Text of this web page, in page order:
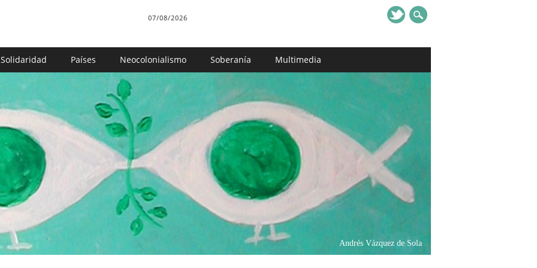
07/08/2026
Solidaridad Países Neocolonialismo Soberanía Multimedia
Andrés Vázquez de Sola